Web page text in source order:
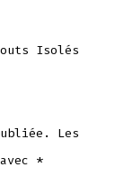
Isolés
Les
*